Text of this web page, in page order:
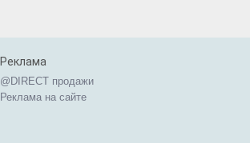
Реклама
@DIRECT продажи
Реклама на сайте